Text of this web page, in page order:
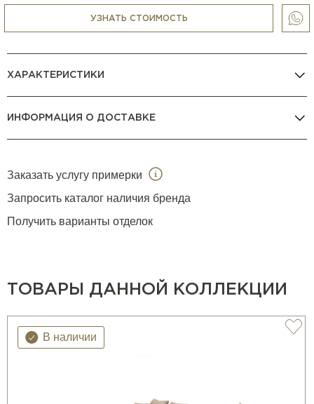
УЗНАТЬ СТОИМОСТЬ
ХАРАКТЕРИСТИКИ
ИНФОРМАЦИЯ О ДОСТАВКЕ
Заказать услугу примерки
Запросить каталог наличия бренда
Получить варианты отделок
ТОВАРЫ ДАННОЙ КОЛЛЕКЦИИ
В наличии